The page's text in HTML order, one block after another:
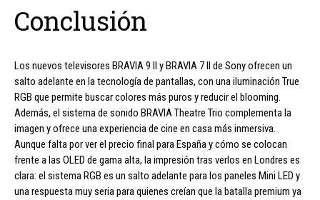
Conclusión
Los nuevos televisores BRAVIA 9 II y BRAVIA 7 II de Sony ofrecen un
salto adelante en la tecnología de pantallas, con una iluminación True
RGB que permite buscar colores más puros y reducir el blooming.
Además, el sistema de sonido BRAVIA Theatre Trio complementa la
imagen y ofrece una experiencia de cine en casa más inmersiva.
Aunque falta por ver el precio final para España y cómo se colocan
frente a las OLED de gama alta, la impresión tras verlos en Londres es
clara: el sistema RGB es un salto adelante para los paneles Mini LED y
una respuesta muy seria para quienes creían que la batalla premium ya